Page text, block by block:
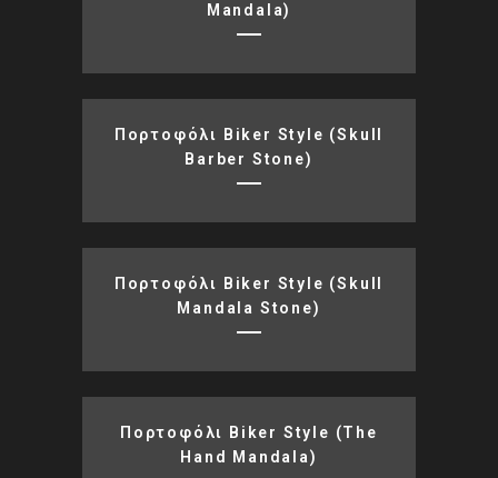
Mandala)
Πορτοφόλι Biker Style (skull
Barber Stone)
Πορτοφόλι Biker Style (skull
Mandala Stone)
Πορτοφόλι Biker Style (the
Hand Mandala)